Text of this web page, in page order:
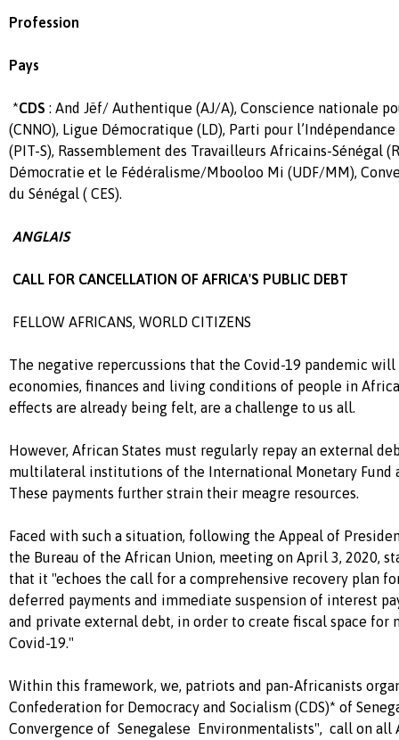
Profession
Pays
*CDS : And Jëf/ Authentique (AJ/A), Conscience nationale
(CNNO), Ligue Démocratique (LD), Parti pour
(PIT-S), Rassemblement des Travailleurs Africains-Sénégal
Démocratie et le Fédéralisme/Mbooloo Mi (UDF/MM),
du Sénégal ( CES).
ANGLAIS
CALL FOR CANCELLATION OF AFRICA'S PUBLIC DEBT
FELLOW AFRICANS, WORLD CITIZENS
The negative repercussions that the Covid-19 pandemic
economies, finances and living conditions of people in
effects are already being felt, are a challenge to us all.
However, African States must regularly repay an external
multilateral institutions of the International Monetary Fund
These payments further strain their meagre resources.
Faced with such a situation, following the Appeal of
the Bureau of the African Union, meeting on April 3, 2020,
that it "echoes the call for a comprehensive recovery plan
deferred payments and immediate suspension of interest
and private external debt, in order to create fiscal space for
Covid-19."
Within this framework, we, patriots and pan-Africanists
Confederation for Democracy and Socialism (CDS)* of
Convergence of Senegalese Environmentalists", call on all